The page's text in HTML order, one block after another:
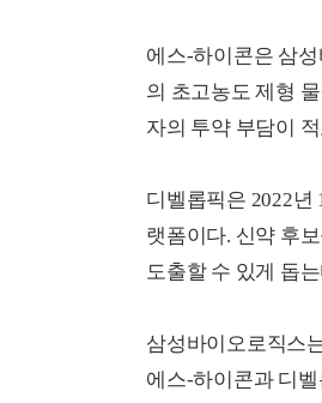
에스-하이콘은 삼
의 초고농도 제형
자의 투약 부담이
디벨롭픽은 2022년
랫폼이다. 신약 후
도출할 수 있게 돕
삼성바이오로직스
에스-하이콘과 디